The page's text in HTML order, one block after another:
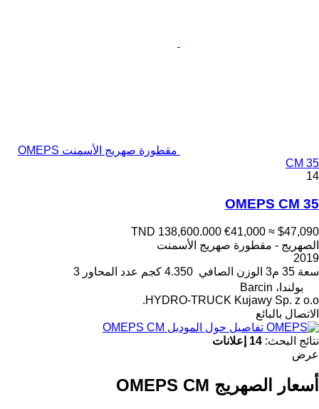
مقطورة صهريج الأسمنت OMEPS
CM 35
14
OMEPS CM 35
TND 138,600.000 €41,000 ≈ $47,090
الصهريج - مقطورة صهريج الأسمنت
2019
سعة 35 م3 الوزن الصافي 4.350 كجم عدد المحاور 3
بولندا، Barcin
HYDRO-TRUCK Kujawy Sp. z o.o.
الاتصال بالبائع
تفاصيل حول الموديل OMEPS CM
نتائج البحث: 14 إعلانات
عرض
أسعار الصهريج OMEPS CM